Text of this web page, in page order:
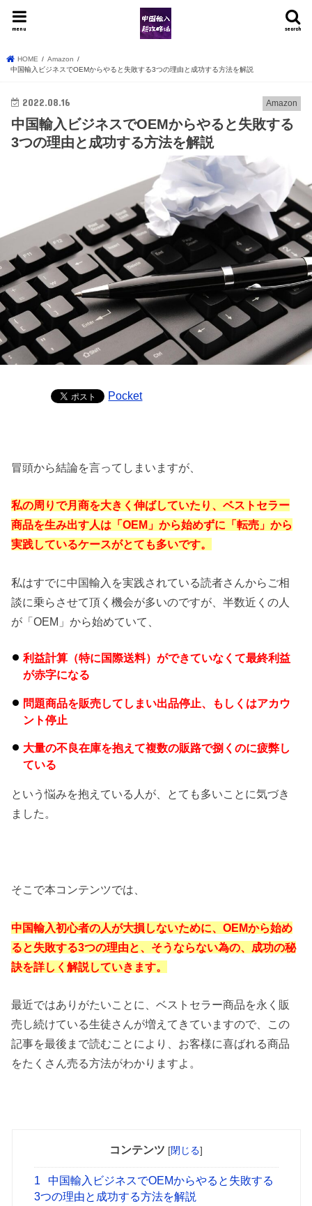
search
menu
HOME
Amazon
中国輸入ビジネスでOEMからやると失敗する3つの理由と成功する方法を解説
Amazon
2022.08.16
中国輸入ビジネスでOEMからやると失敗する
3つの理由と成功する方法を解説
Pocket
冒頭から結論を言ってしまいますが、
私の周りで月商を大きく伸ばしていたり、ベストセラー
商品を生み出す人は「OEM」から始めずに「転売」から
実践しているケースがとても多いです。
私はすでに中国輸入を実践されている読者さんからご相
談に乗らさせて頂く機会が多いのですが、半数近くの人
が「OEM」から始めていて、
利益計算（特に国際送料）ができていなくて最終利益
が赤字になる
問題商品を販売してしまい出品停止、もしくはアカウ
ント停止
大量の不良在庫を抱えて複数の販路で捌くのに疲弊し
ている
という悩みを抱えている人が、とても多いことに気づき
ました。
そこで本コンテンツでは、
中国輸入初心者の人が大損しないために、OEMから始め
ると失敗する3つの理由と、そうならない為の、成功の秘
訣を詳しく解説していきます。
最近ではありがたいことに、ベストセラー商品を永く販
売し続けている生徒さんが増えてきていますので、この
記事を最後まで読むことにより、お客様に喜ばれる商品
をたくさん売る方法がわかりますよ。
コンテンツ [閉じる]
1
中国輸入ビジネスでOEMからやると失敗する
3つの理由と成功する方法を解説